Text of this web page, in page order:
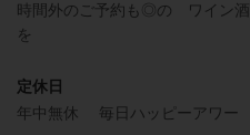
時間外のご予約も◎の ワイン
定休日
年中無休 毎日ハッピーアワー